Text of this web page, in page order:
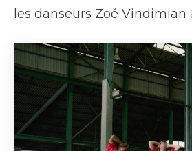
les danseurs Zoé